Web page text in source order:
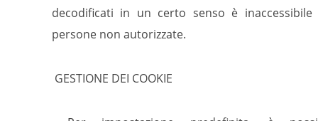
decodificati in un certo senso è inaccessibile
persone non autorizzate.
GESTIONE DEI COOKIE